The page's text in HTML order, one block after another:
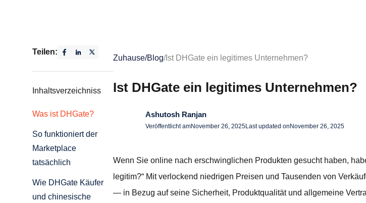
Teilen:
Inhaltsverzeichniss
Was ist DHGate?
So funktioniert der
Marketplace
tatsächlich
Wie DHGate Käufer
und chinesische
Zuhause/Blog/Ist DHGate ein legitimes Unternehmen?
Ist DHGate ein legitimes Unternehmen?
Ashutosh Ranjan
Veröffentlicht amNovember 26, 2025Last updated on November 26, 2025
Wenn Sie online nach erschwinglichen Produkten gesucht haben,
legitim?“ Mit verlockend niedrigen Preisen und Tausenden von
— in Bezug auf seine Sicherheit, Produktqualität und allgemeine